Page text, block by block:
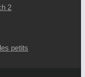
2
petits